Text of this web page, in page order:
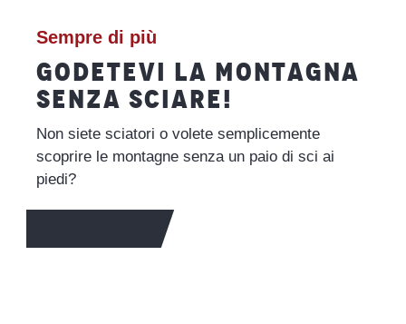
Sempre di più
GODETEVI LA MONTAGNA
SENZA SCIARE!
Non siete sciatori o volete semplicemente
scoprire le montagne senza un paio di sci ai
piedi?